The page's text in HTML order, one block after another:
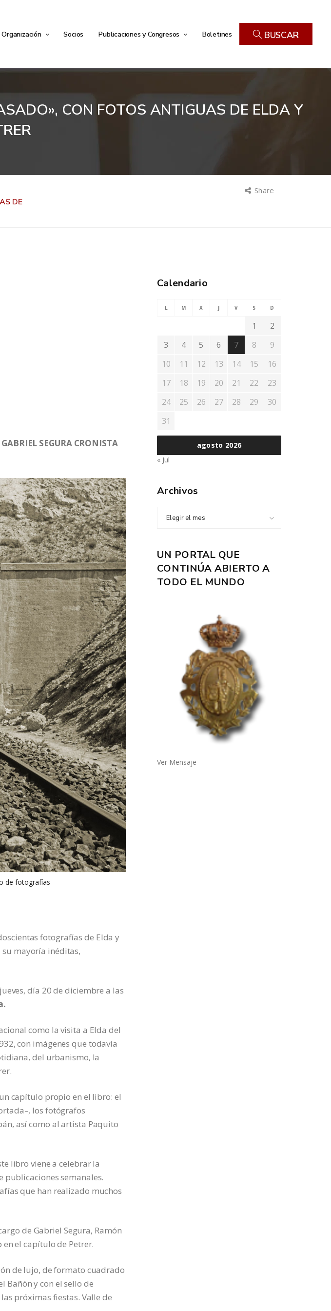
Organización Socios Publicaciones y Congresos Boletines BUSCAR
CON FOTOS ANTIGUAS DE ELDA Y
DE
Share
GABRIEL SEGURA CRONISTA
de fotografías
fotografías de Elda y
su mayoría inéditas,
día 20 de diciembre a las
como la visita a Elda del
con imágenes que todavía
del urbanismo, la
capítulo propio en el libro: el
los fotógrafos
así como al artista Paquito
libro viene a celebrar la
publicaciones semanales.
que han realizado muchos
de Gabriel Segura, Ramón
en el capítulo de Petrer.
de lujo, de formato cuadrado
Bañón y con el sello de
próximas fiestas. Valle de
Calendario
agosto 2026
L M X J V S D
1
2
3
4 5 6 7 8
9
10
11 12 13 14 15
16
17
18 19 20 21 22
23
24
25 26 27 28 29
30
31
« Jul
Archivos
Elegir el mes
UN PORTAL QUE
CONTINÚA ABIERTO A
TODO EL MUNDO
Ver Mensaje